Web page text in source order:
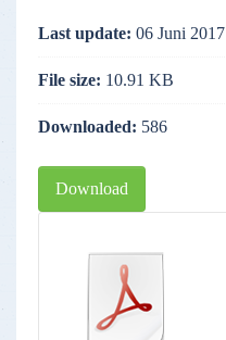
Last update: 06 Juni 2017
File size: 10.91 KB
Downloaded: 586
Download